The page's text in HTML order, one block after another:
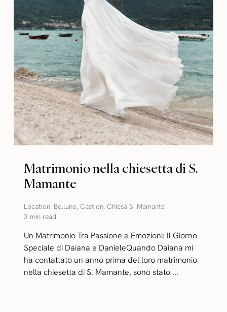
Matrimonio nella chiesetta di S.
Mamante
Location: Belluno,Castion,Chiesa S. Mamante
3 min read
Un Matrimonio Tra Passione e Emozioni: Il Giorno
Speciale di Daiana e DanieleQuando Daiana mi
ha contattato un anno prima del loro matrimonio
nella chiesetta di S. Mamante, sono stato ...